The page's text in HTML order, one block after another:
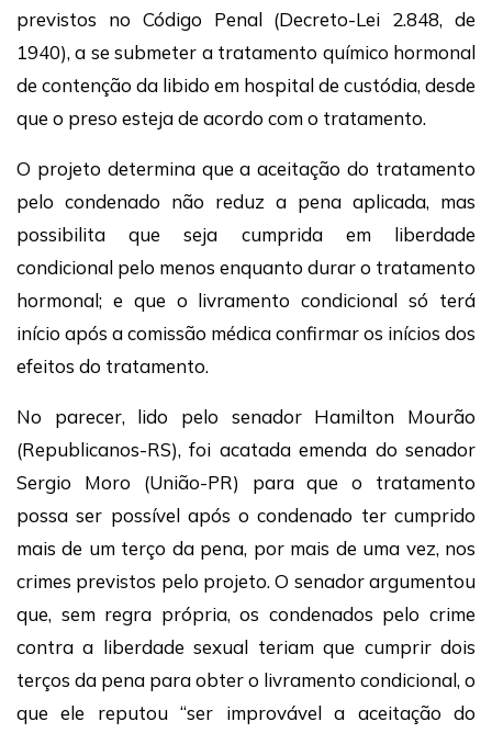
previstos no Código Penal (Decreto-Lei 2.848, de
1940), a se submeter a tratamento químico hormonal
de contenção da libido em hospital de custódia, desde
que o preso esteja de acordo com o tratamento.
O projeto determina que a aceitação do tratamento
pelo condenado não reduz a pena aplicada, mas
possibilita que seja cumprida em liberdade
condicional pelo menos enquanto durar o tratamento
hormonal; e que o livramento condicional só terá
início após a comissão médica confirmar os inícios dos
efeitos do tratamento.
No parecer, lido pelo senador Hamilton Mourão
(Republicanos-RS), foi acatada emenda do senador
Sergio Moro (União-PR) para que o tratamento
possa ser possível após o condenado ter cumprido
mais de um terço da pena, por mais de uma vez, nos
crimes previstos pelo projeto. O senador argumentou
que, sem regra própria, os condenados pelo crime
contra a liberdade sexual teriam que cumprir dois
terços da pena para obter o livramento condicional, o
que ele reputou “ser improvável a aceitação do